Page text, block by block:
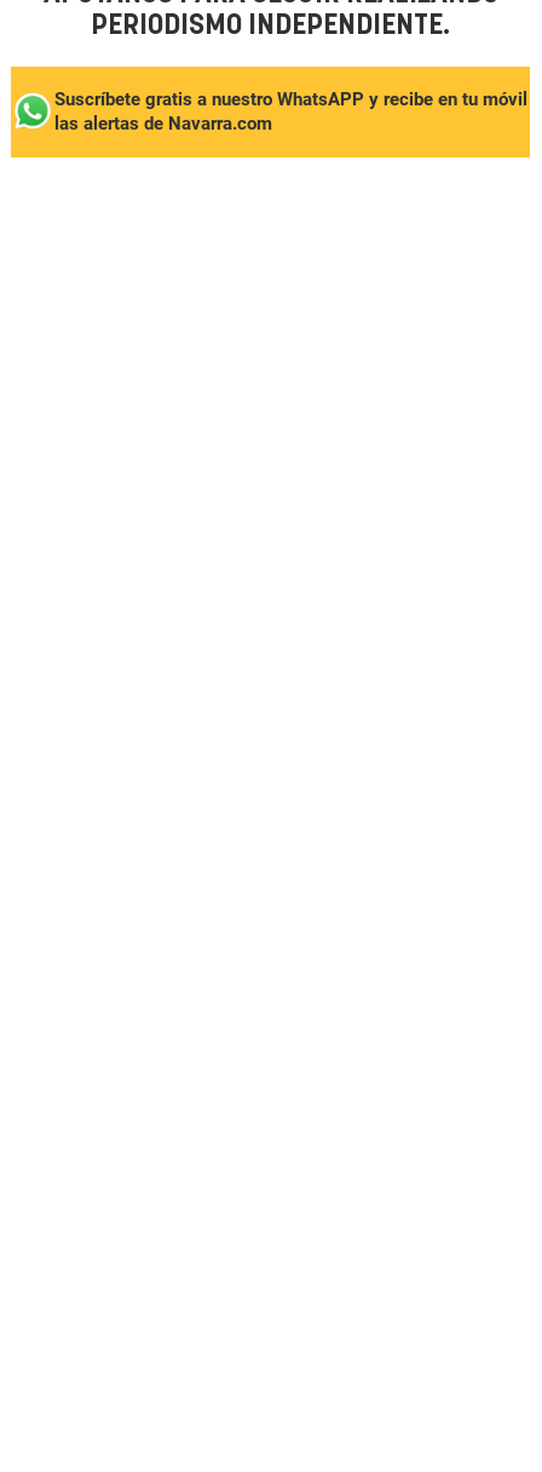
PERIODISMO INDEPENDIENTE.
Suscríbete gratis a nuestro WhatsAPP y recibe en tu móvil
las alertas de Navarra.com